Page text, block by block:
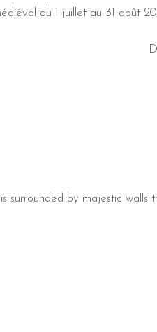
du 1 juillet au 31 août
surrounded by majestic walls